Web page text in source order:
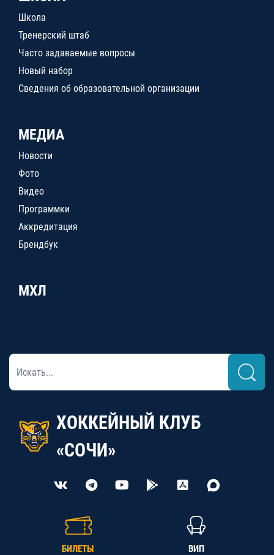
Школа
Тренерский штаб
Часто задаваемые вопросы
Новый набор
Сведения об образовательной организации
МЕДИА
Новости
Фото
Видео
Программки
Аккредитация
Брендбук
МХЛ
ХОККЕЙНЫЙ КЛУБ
«СОЧИ»
БИЛЕТЫ ВИП